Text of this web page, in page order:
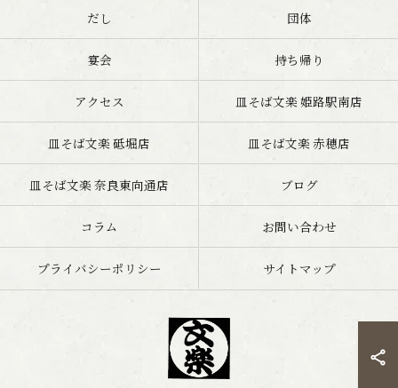
だし 団体
宴会 持ち帰り
アクセス 皿そば文楽 姫路駅南店
皿そば文楽 砥堀店 皿そば文楽 赤穂店
皿そば文楽 奈良東向通店 ブログ
コラム お問い合わせ
プライバシーポリシー サイトマップ